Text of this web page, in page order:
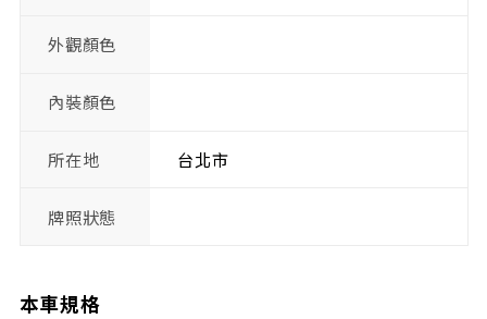
外觀顏色
內裝顏色
所在地 台北市
牌照狀態
本車規格